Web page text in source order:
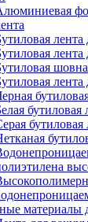
лента
лента
лента
бутиловая
бутиловая
материалы